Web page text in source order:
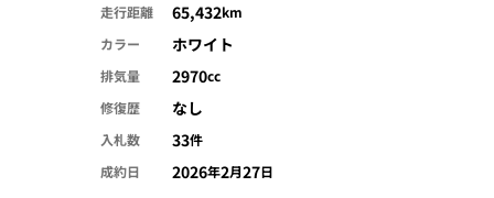
走行距離 65,432km
カラー
ホワイト
排気量 2970cc
修復歴
なし
入札数 33件
成約日
2026年2月27日